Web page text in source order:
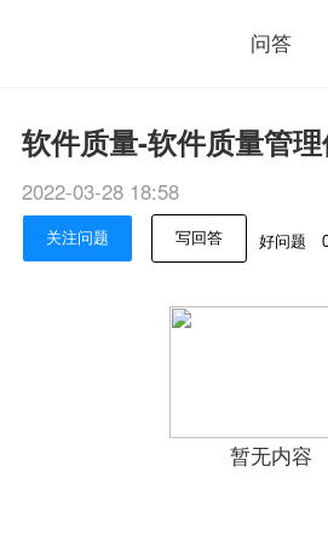
问答
软件质量-软件质量管
2022-03-28 18:58
关注问题 写回答 好问题
暂无内容